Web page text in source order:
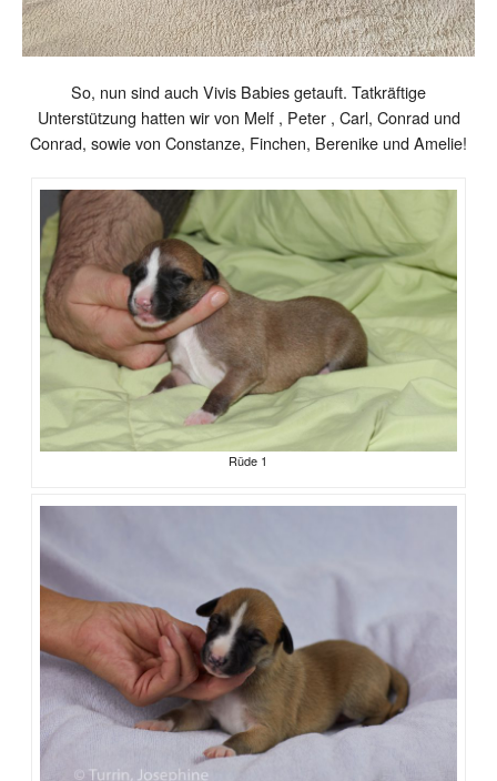
So, nun sind auch Vivis Babies getauft. Tatkräftige
Unterstützung hatten wir von Melf , Peter , Carl, Conrad und
Conrad, sowie von Constanze, Finchen, Berenike und Amelie!
Rüde 1